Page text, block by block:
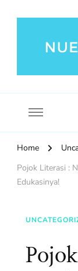
Home
Pojok Literasi :
Edukasinya!